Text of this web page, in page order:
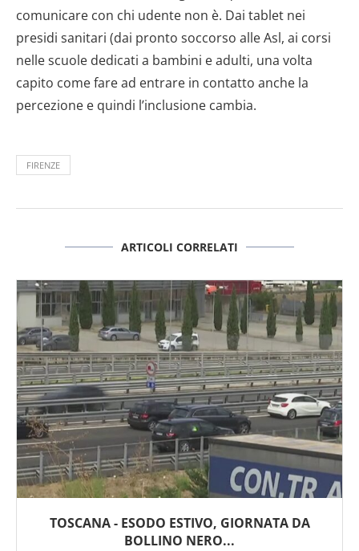
comunicare con chi udente non è. Dai tablet nei
presidi sanitari (dai pronto soccorso alle Asl, ai corsi
nelle scuole dedicati a bambini e adulti, una volta
capito come fare ad entrare in contatto anche la
percezione e quindi l’inclusione cambia.
FIRENZE
ARTICOLI CORRELATI
TOSCANA - ESODO ESTIVO, GIORNATA DA
BOLLINO NERO...